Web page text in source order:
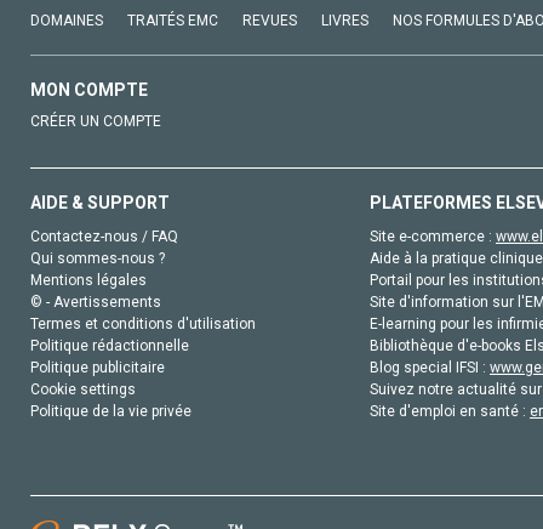
DOMAINES TRAITÉS EMC REVUES LIVRES NOS FORMULES
MON COMPTE
CRÉER UN COMPTE
AIDE & SUPPORT
Contactez-nous / FAQ
Qui sommes-nous ?
Mentions légales
© - Avertissements
Termes et conditions d'utilisation
Politique rédactionnelle
Politique publicitaire
Cookie settings
Politique de la vie privée
PLATEFORMES
Site e-commerce :
Aide à la pratique
Portail pour les
Site d'information sur
E-learning pour les
Bibliothèque d'e-books
Blog special IFSI :
Suivez notre actualité
Site d'emploi en santé :